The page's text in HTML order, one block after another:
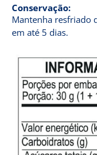
Conservação:
Mantenha resfriado
em até 5 dias.